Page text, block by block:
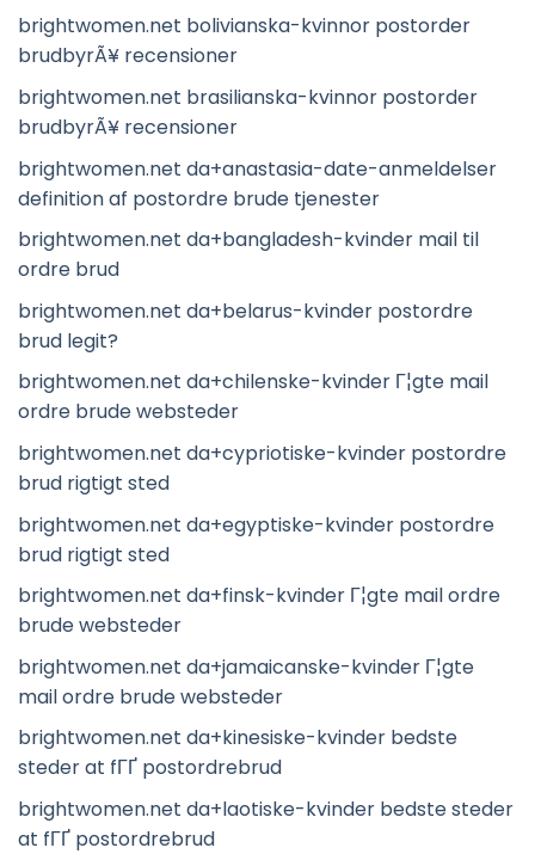
brightwomen.net bolivianska-kvinnor postorder
brudbyrÃ¥ recensioner
brightwomen.net brasilianska-kvinnor postorder
brudbyrÃ¥ recensioner
brightwomen.net da+anastasia-date-anmeldelser
definition af postordre brude tjenester
brightwomen.net da+bangladesh-kvinder mail til
ordre brud
brightwomen.net da+belarus-kvinder postordre
brud legit?
brightwomen.net da+chilenske-kvinder Г¦gte mail
ordre brude websteder
brightwomen.net da+cypriotiske-kvinder postordre
brud rigtigt sted
brightwomen.net da+egyptiske-kvinder postordre
brud rigtigt sted
brightwomen.net da+finsk-kvinder Г¦gte mail ordre
brude websteder
brightwomen.net da+jamaicanske-kvinder Г¦gte
mail ordre brude websteder
brightwomen.net da+kinesiske-kvinder bedste
steder at fГҐ postordrebrud
brightwomen.net da+laotiske-kvinder bedste steder
at fГҐ postordrebrud